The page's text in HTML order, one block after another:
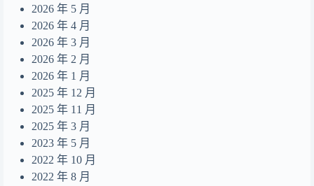
14Summer Dream
15無人之島
16目及皆是你
17摺縫中的夢
18Daydreamer
2026 年 5 月
2026 年 4 月
2026 年 3 月
2026 年 2 月
2026 年 1 月
2025 年 12 月
2025 年 11 月
2025 年 3 月
2023 年 5 月
2022 年 10 月
2022 年 8 月